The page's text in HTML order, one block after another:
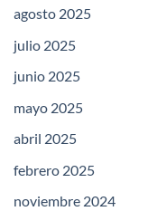
agosto 2025
julio 2025
junio 2025
mayo 2025
abril 2025
febrero 2025
noviembre 2024